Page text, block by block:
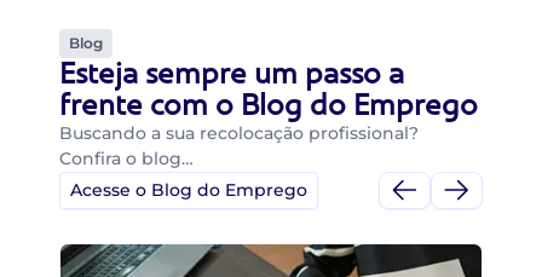
Blog
Esteja sempre um passo a
frente com o Blog do Emprego
Buscando a sua recolocação profissional?
Confira o blog…
Acesse o Blog do Emprego